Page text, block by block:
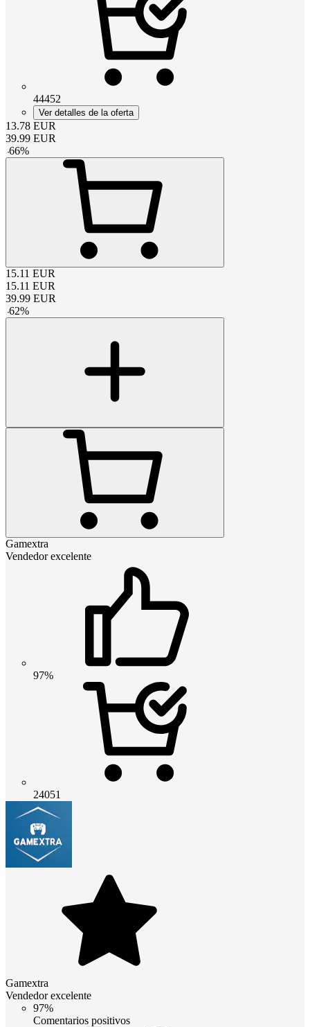
44452
Ver detalles de la oferta
13.78 EUR
39.99 EUR
-66%
15.11 EUR
15.11 EUR
39.99 EUR
-62%
Gamextra
Vendedor excelente
97%
24051
Gamextra
Vendedor excelente
97%
Comentarios positivos